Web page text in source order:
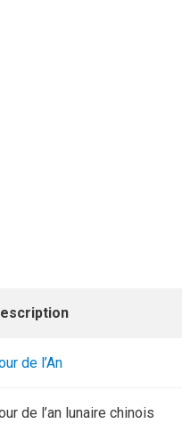
de l’An
de l’an lunaire chinois